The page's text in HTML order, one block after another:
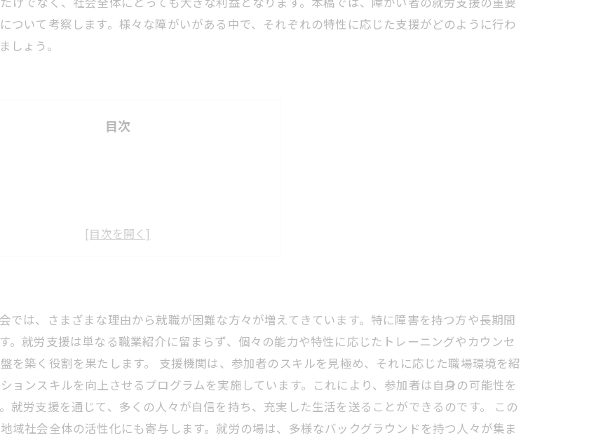
ついて考察します。様々な障がいがある中で、それぞれの特性に応じた支援がどのように行わ
しょう。
目次
では、さまざまな理由から就職が困難な方々が増えてきています。特に障害を持つ方や長期間
。就労支援は単なる職業紹介に留まらず、個々の能力や特性に応じたトレーニングやカウンセ
を築く役割を果たします。 支援機関は、参加者のスキルを見極め、それに応じた職場環境を紹
ョンスキルを向上させるプログラムを実施しています。これにより、参加者は自身の可能性を
就労支援を通じて、多くの人々が自信を持ち、充実した生活を送ることができるのです。 この
域社会全体の活性化にも寄与します。就労の場は、多様なバックグラウンドを持つ人々が集ま